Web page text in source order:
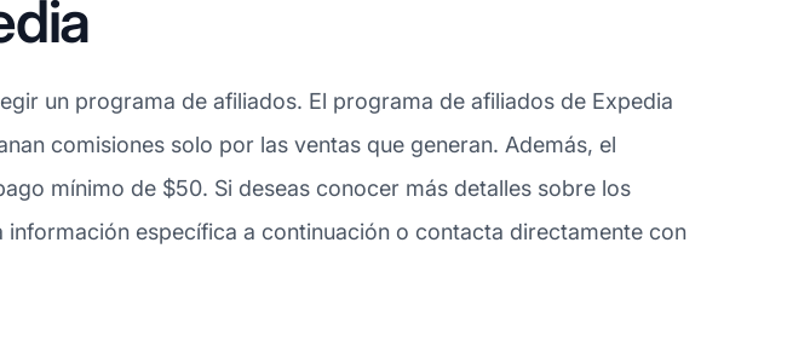
un programa de afiliados. El programa de afiliados de Expedia
comisiones solo por las ventas que generan. Además, el
mínimo de $50. Si deseas conocer más detalles sobre los
específica a continuación o contacta directamente con